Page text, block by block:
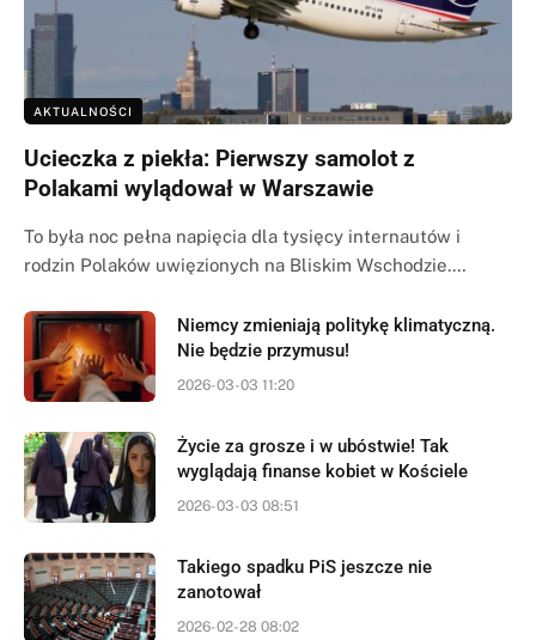
AKTUALNOŚCI
Ucieczka z piekła: Pierwszy samolot z
Polakami wylądował w Warszawie
To była noc pełna napięcia dla tysięcy internautów i
rodzin Polaków uwięzionych na Bliskim Wschodzie.…
Niemcy zmieniają politykę klimatyczną.
Nie będzie przymusu!
2026-03-03 11:20
Życie za grosze i w ubóstwie! Tak
wyglądają finanse kobiet w Kościele
2026-03-03 08:51
Takiego spadku PiS jeszcze nie
zanotował
2026-02-28 08:02